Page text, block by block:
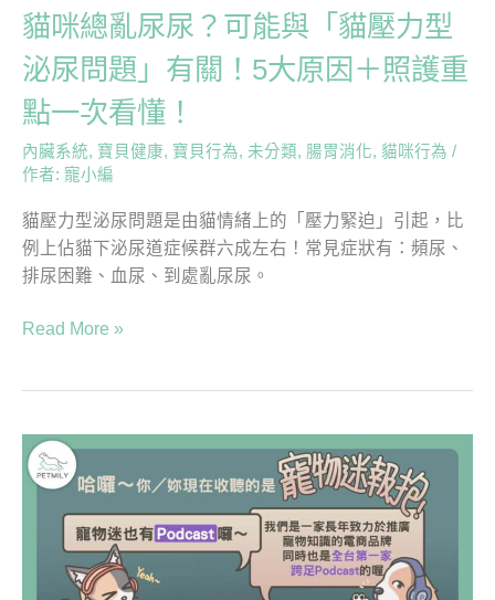
貓咪總亂尿尿？可能與「貓壓力型
泌尿問題」有關！5大原因＋照護重
點一次看懂！
內臟系統, 寶貝健康, 寶貝行為, 未分類, 腸胃消化, 貓咪行為 /
作者: 寵小編
貓壓力型泌尿問題是由貓情緒上的「壓力緊迫」引起，比
例上佔貓下泌尿道症候群六成左右！常見症狀有：頻尿、
排尿困難、血尿、到處亂尿尿。
壓
力
型
泌
尿
問
有
關！
5
原
＋
護
重
Read More »
《寵
物
Podcast